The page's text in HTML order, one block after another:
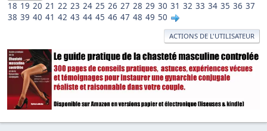
18 19 20 21 22 23 24 25 26 27 28 29 30 31 32 33 34 35 36 37
38 39 40 41 42 43 44 45 46 47 48 49 50
ACTIONS DE L'UTILISATEUR